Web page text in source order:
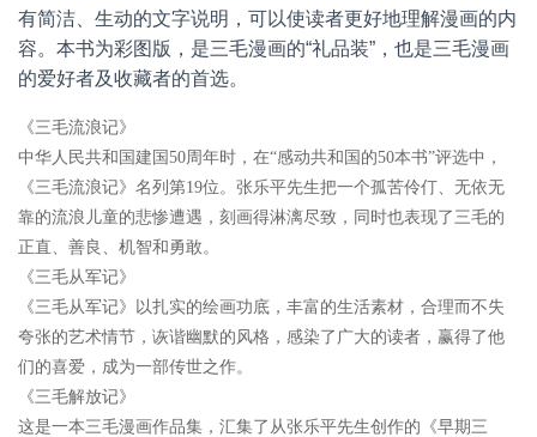
有简洁、生动的文字说明，可以使读者更好地理解漫画的内
容。本书为彩图版，是三毛漫画的“礼品装”，也是三毛漫画
的爱好者及收藏者的首选。
《三毛流浪记》
中华人民共和国建国 50周年时，在“感动共和国的50本书”评选中，
《三毛流浪记》名列第19位。张乐平先生把一个孤苦伶仃、无依无
靠的流浪儿童的悲惨遭遇，刻画得淋漓尽致，同时也表现了三毛的
正直、善良、机智和勇敢。
《三毛从军记》
《三毛从军记》以扎实的绘画功底，丰富的生活素材，合理而不失
夸张的艺术情节，诙谐幽默的风格，感染了广大的读者，赢得了他
们的喜爱，成为一部传世之作。
《三毛解放记》
这是一本三毛漫画作品集，汇集了从张乐平先生创作的《早期三